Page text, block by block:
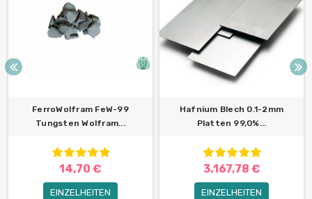
FerroWolfram FeW-99
Tungsten Wolfram...
14,70 €
EINZELHEITEN
Hafnium Blech 0.1-2mm
Platten 99,0%...
3.167,78 €
EINZELHEITEN